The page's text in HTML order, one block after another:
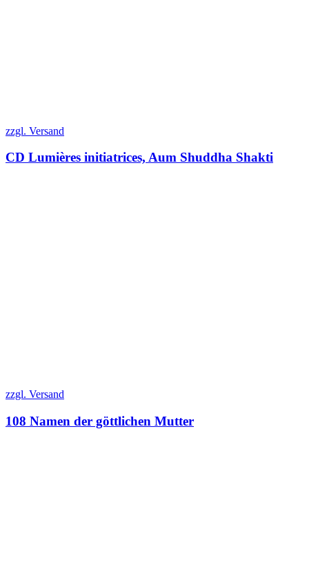
zzgl. Versand
CD Lumières initiatrices, Aum Shuddha Shakti
zzgl. Versand
108 Namen der göttlichen Mutter